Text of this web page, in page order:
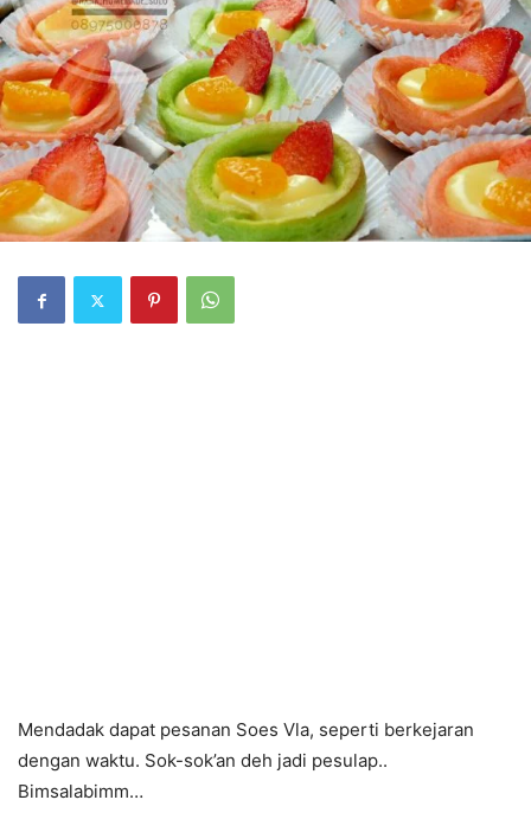
Mendadak dapat pesanan Soes Vla, seperti berkejaran
dengan waktu. Sok-sok’an deh jadi pesulap..
Bimsalabimm…